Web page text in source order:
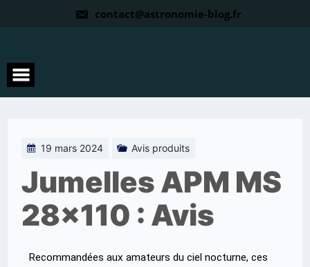
contact@astronomie-blog.fr
19 mars 2024 Avis produits
Jumelles APM MS
28×110 : Avis
Recommandées aux amateurs du ciel nocturne, ces